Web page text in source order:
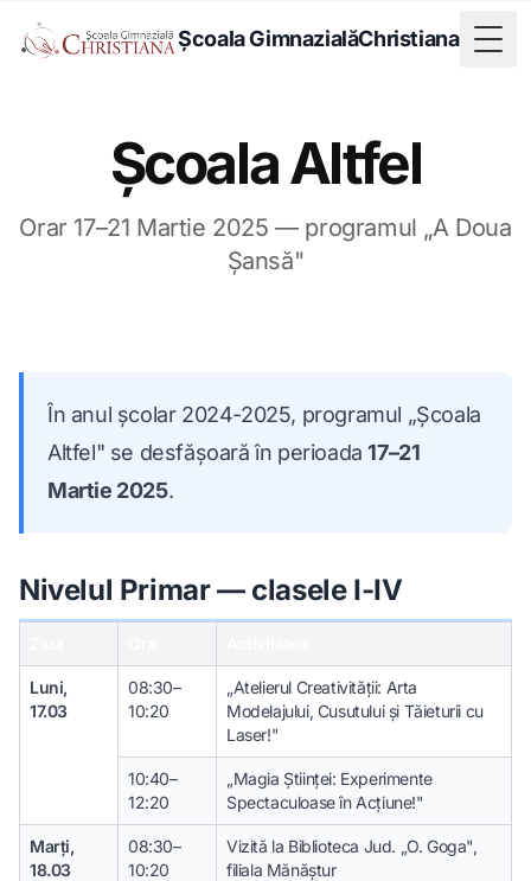
Școala GimnazialăChristiana
Școala Altfel
Orar 17–21 Martie 2025 — programul „A Doua
Șansă"
În anul școlar 2024-2025, programul „Școala
Altfel" se desfășoară în perioada17–21
Martie 2025.
Nivelul Primar — clasele I-IV
Luni,
17.03
08:30–
10:20
„Atelierul Creativității: Arta
Modelajului, Cusutului și Tăieturii cu
Laser!"
10:40–
12:20
„Magia Științei: Experimente
Spectaculoase în Acțiune!"
Marți,
18.03
08:30–
10:20
Vizită la Biblioteca Jud. „O. Goga",
filiala Mănăștur